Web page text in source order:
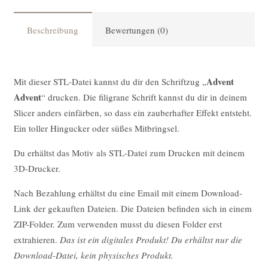
Beschreibung Bewertungen (0)
Mit dieser STL-Datei kannst du dir den Schriftzug „Advent
Advent“ drucken. Die filigrane Schrift kannst du dir in deinem
Slicer anders einfärben, so dass ein zauberhafter Effekt entsteht.
Ein toller Hingucker oder süßes Mitbringsel.
Du erhältst das Motiv als STL-Datei zum Drucken mit deinem
3D-Drucker.
Nach Bezahlung erhältst du eine Email mit einem Download-
Link der gekauften Dateien. Die Dateien befinden sich in einem
ZIP-Folder. Zum verwenden musst du diesen Folder erst
extrahieren. Das ist ein digitales Produkt! Du erhältst nur die
Download-Datei, kein physisches Produkt.